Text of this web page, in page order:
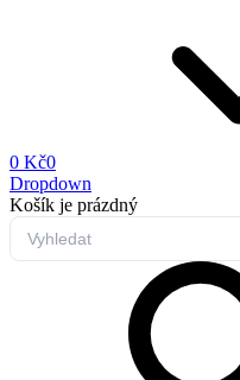
0 Kč0
Dropdown
Košík je prázdný